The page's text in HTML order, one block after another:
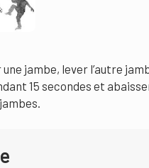
une jambe, lever l’autre
15 secondes et